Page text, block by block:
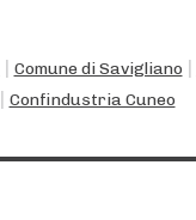
| Comune di Savigliano |
| Confindustria Cuneo